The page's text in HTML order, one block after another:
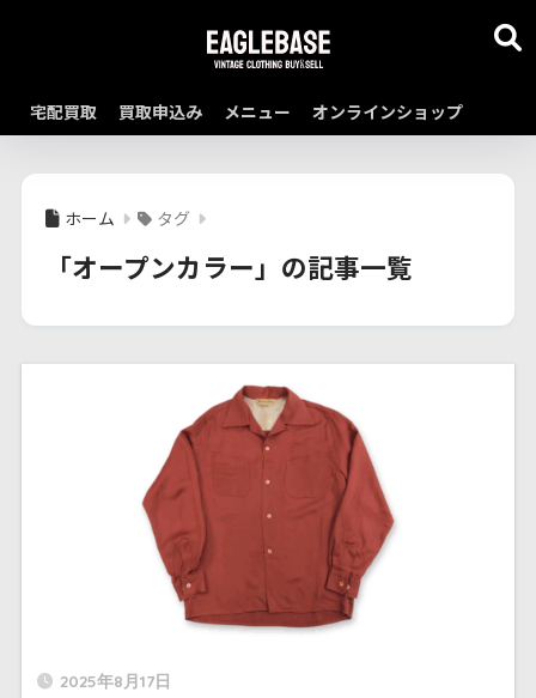
宅配買取 買取申込み メニュー オンラインショップ
ホーム タグ
「オープンカラー」の記事一覧
2025年8月17日